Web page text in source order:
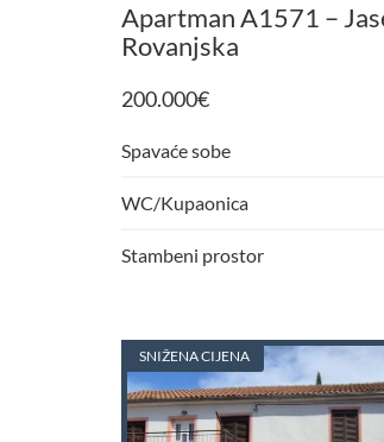
Apartman A1571 –
Rovanjska
200.000€
Spavaće sobe
WC/Kupaonica
Stambeni prostor
SNIŽENA CIJENA